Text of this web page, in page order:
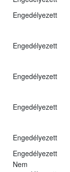
Engedélyezett
Engedélyezett
Engedélyezett
Engedélyezett
Engedélyezett
Engedélyezett
Nem